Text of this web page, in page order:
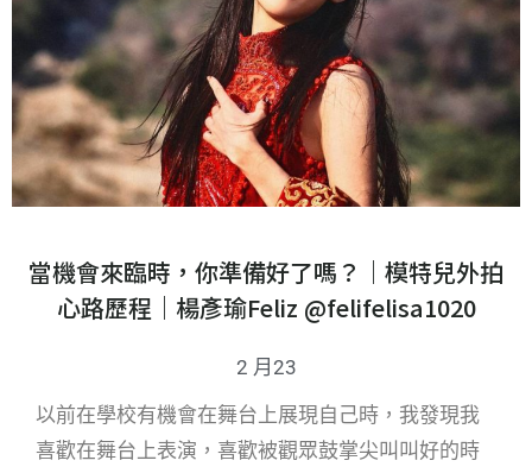
當機會來臨時，你準備好了嗎？｜模特兒外拍
心路歷程｜楊彥瑜Feliz @felifelisa1020
2 月23
以前在學校有機會在舞台上展現自己時，我發現我
喜歡在舞台上表演，喜歡被觀眾鼓掌尖叫叫好的時